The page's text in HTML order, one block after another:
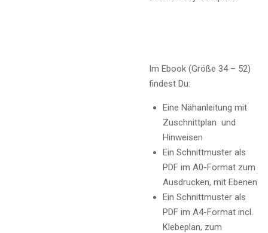
Im Ebook (Größe 34 – 52)
findest Du:
Eine Nähanleitung mit
Zuschnittplan und
Hinweisen
Ein Schnittmuster als
PDF im A0-Format zum
Ausdrucken, mit Ebenen
Ein Schnittmuster als
PDF im A4-Format incl.
Klebeplan, zum